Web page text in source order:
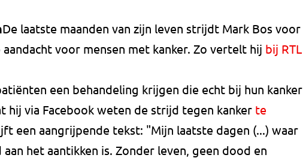
De laatste maanden van zijn leven strijdt Mark Bos voor
voor mensen met kanker. Zo vertelt hij bij RTL
een behandeling krijgen die echt bij hun kanker
hij via Facebook weten de strijd tegen kanker te
een aangrijpende tekst: "Mijn laatste dagen (...) waar
het aantikken is. Zonder leven, geen dood en